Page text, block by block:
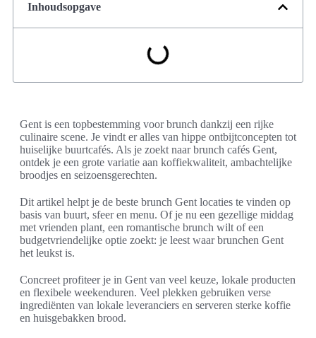
Inhoudsopgave
Gent is een topbestemming voor brunch dankzij een rijke
culinaire scene. Je vindt er alles van hippe ontbijtconcepten tot
huiselijke buurtcafés. Als je zoekt naar brunch cafés Gent,
ontdek je een grote variatie aan koffiekwaliteit, ambachtelijke
broodjes en seizoensgerechten.
Dit artikel helpt je de beste brunch Gent locaties te vinden op
basis van buurt, sfeer en menu. Of je nu een gezellige middag
met vrienden plant, een romantische brunch wilt of een
budgetvriendelijke optie zoekt: je leest waar brunchen Gent
het leukst is.
Concreet profiteer je in Gent van veel keuze, lokale producten
en flexibele weekenduren. Veel plekken gebruiken verse
ingrediënten van lokale leveranciers en serveren sterke koffie
en huisgebakken brood.